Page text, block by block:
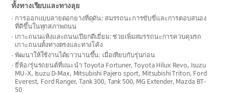
ทั้งทางเรียบและทางลุย
การออกแบบลายดอกยางที่ดุดัน: สมรรถนะการขับขี่และการตอบสนอง
ที่ดีขึ้นในทุกสภาพถนน
เกาะถนนแห้งและถนนเปียกดีเยี่ยม: ช่วยเพิ่มสมรรถนะการควบคุมรถ
เกาะถนนทั้งทางตรงและทางโค้ง
พัฒนาให้ใช้งานได้ยาวนานขึ้น: เมื่อเทียบกับรุ่นก่อน
ยี่ห้อ/รุ่นรถยนต์ที่แนะนำ Toyota Fortuner, Toyota Hilux Revo, Isuzu
MU-X, Isuzu D-Max, Mitsubishi Pajero sport, Mitsubishi Triton, Ford
Everest, Ford Ranger, Tank 300, Tank 500, MG Extender, Mazda BT-
50